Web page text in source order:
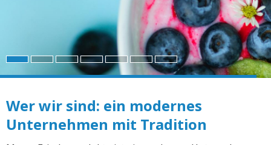
Wer wir sind: ein modernes
Unternehmen mit Tradition